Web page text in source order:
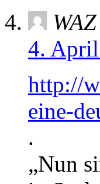
4.
http://
eine-
.
„Nun